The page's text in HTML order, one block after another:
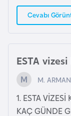
Cevabı
ESTA
M.
1. ESTA
KAÇ GÜNDE
n
y
K
o
r
e